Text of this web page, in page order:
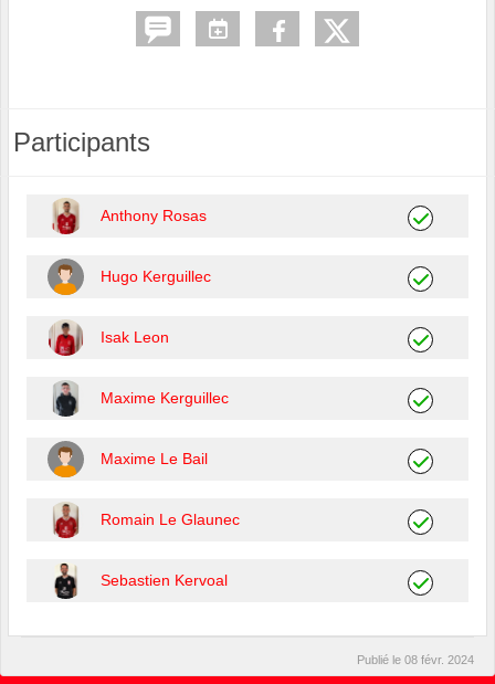
Participants
Anthony Rosas
Hugo Kerguillec
Isak Leon
Maxime Kerguillec
Maxime Le Bail
Romain Le Glaunec
Sebastien Kervoal
Publié le 08 févr. 2024